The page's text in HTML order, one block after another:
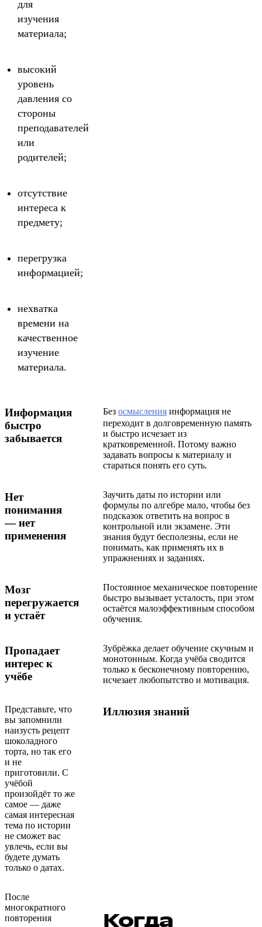
для
изучения
материала;
высокий
уровень
давления со
стороны
преподавателей
или
родителей;
отсутствие
интереса к
предмету;
перегрузка
информацией;
нехватка
времени на
качественное
изучение
материала.
Информация
быстро
забывается
Без осмысления информация не
переходит в долговременную память
и быстро исчезает из
кратковременной. Потому важно
задавать вопросы к материалу и
стараться понять его суть.
Нет
понимания
— нет
применения
Заучить даты по истории или
формулы по алгебре мало, чтобы без
подсказок ответить на вопрос в
контрольной или экзамене. Эти
знания будут бесполезны, если не
понимать, как применять их в
упражнениях и заданиях.
Мозг
перегружается
и устаёт
Постоянное механическое повторение
быстро вызывает усталость, при этом
остаётся малоэффективным способом
обучения.
Пропадает
интерес к
учёбе
Зубрёжка делает обучение скучным и
монотонным. Когда учёба сводится
только к бесконечному повторению,
исчезает любопытство и мотивация.
Представьте, что
вы запомнили
наизусть рецепт
шоколадного
торта, но так его
и не
приготовили. С
учёбой
произойдёт то же
самое — даже
самая интересная
тема по истории
не сможет вас
увлечь, если вы
будете думать
только о датах.
Иллюзия знаний
После
многократного
повторения
Когда